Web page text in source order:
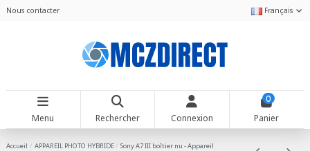
Nous contacter Français
Menu Rechercher Connexion
0
Panier
Accueil APPAREIL PHOTO HYBRIDE
Sony A7 III boîtier nu - Appareil